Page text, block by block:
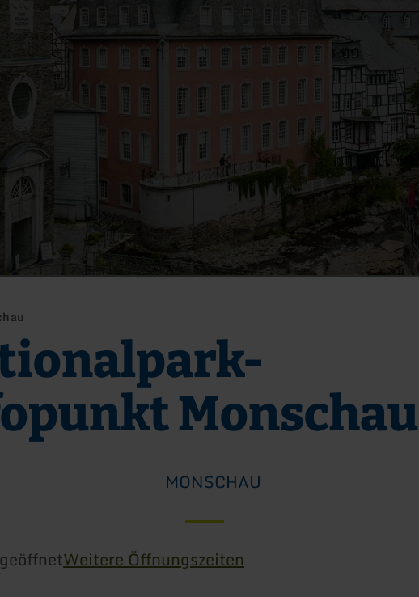
Monschau
MONSCHAU
Weitere Öffnungszeiten